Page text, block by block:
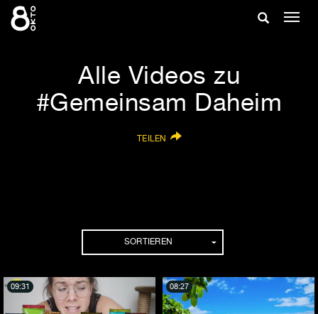
Zum
Inhalt
Suche
Alle Videos zu
#Gemeinsam Daheim
TEILEN
SORTIEREN
09:31 08:27